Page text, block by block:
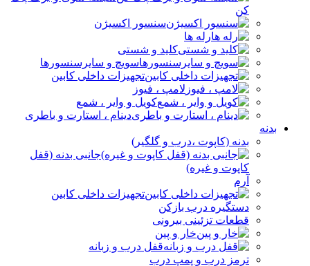
کن
سنسور اکسیژن
رله ها
کلید و شستی
سویچ و سایرسنسورها
تجهیزات داخلی کابین
لامپ ، فیوز
کویل و وایر ، شمع
دینام ، استارت و باطری
بدنه
بدنه (کاپوت ،درب و گلگیر)
جانبی بدنه (قفل
کاپوت و غیره)
آرم
تجهیزات داخلی کابین
دستگیره درب بازکن
قطعات تزئینی بیرونی
خار و پین
قفل درب و زبانه
ترمز درب و پمپ درب